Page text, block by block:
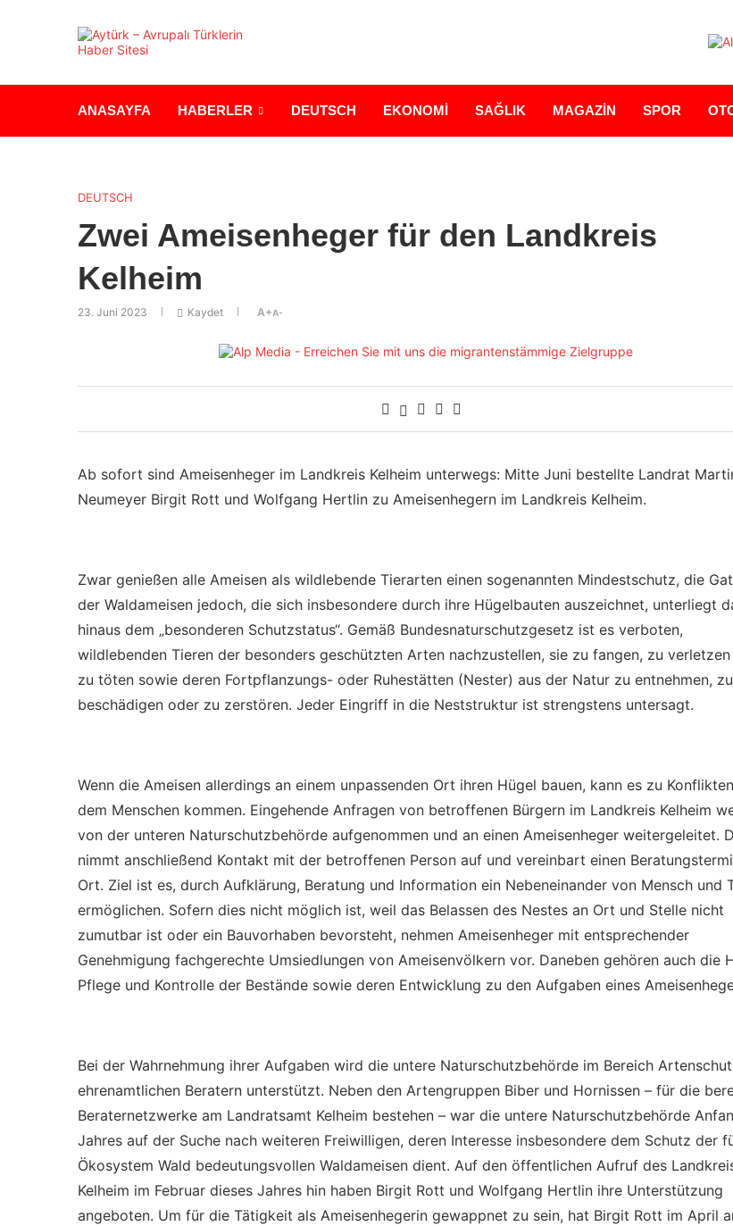
ANASAYFA HABERLER DEUTSCH EKONOMİ SAĞLIK MAGAZİN SPOR
DEUTSCH
Zwei Ameisenheger für den Landkreis
Kelheim
23. Juni 2023 Kaydet A+A-
Ab sofort sind Ameisenheger im Landkreis Kelheim unterwegs: Mitte Juni bestellte Landrat
Neumeyer Birgit Rott und Wolfgang Hertlin zu Ameisenhegern im Landkreis Kelheim.
Zwar genießen alle Ameisen als wildlebende Tierarten einen sogenannten Mindestschutz, die
der Waldameisen jedoch, die sich insbesondere durch ihre Hügelbauten auszeichnet, unterliegt
hinaus dem „besonderen Schutzstatus“. Gemäß Bundesnaturschutzgesetz ist es verboten,
wildlebenden Tieren der besonders geschützten Arten nachzustellen, sie zu fangen, zu
zu töten sowie deren Fortpflanzungs- oder Ruhestätten (Nester) aus der Natur zu entnehmen, zu
beschädigen oder zu zerstören. Jeder Eingriff in die Neststruktur ist strengstens untersagt.
Wenn die Ameisen allerdings an einem unpassenden Ort ihren Hügel bauen, kann es zu
dem Menschen kommen. Eingehende Anfragen von betroffenen Bürgern im Landkreis Kelheim
von der unteren Naturschutzbehörde aufgenommen und an einen Ameisenheger weitergeleitet.
nimmt anschließend Kontakt mit der betroffenen Person auf und vereinbart einen
Ort. Ziel ist es, durch Aufklärung, Beratung und Information ein Nebeneinander von Mensch und
ermöglichen. Sofern dies nicht möglich ist, weil das Belassen des Nestes an Ort und Stelle nicht
zumutbar ist oder ein Bauvorhaben bevorsteht, nehmen Ameisenheger mit entsprechender
Genehmigung fachgerechte Umsiedlungen von Ameisenvölkern vor. Daneben gehören auch die
Pflege und Kontrolle der Bestände sowie deren Entwicklung zu den Aufgaben eines
Bei der Wahrnehmung ihrer Aufgaben wird die untere Naturschutzbehörde im Bereich
ehrenamtlichen Beratern unterstützt. Neben den Artengruppen Biber und Hornissen – für die
Beraternetzwerke am Landratsamt Kelheim bestehen – war die untere Naturschutzbehörde
Jahres auf der Suche nach weiteren Freiwilligen, deren Interesse insbesondere dem Schutz der
Ökosystem Wald bedeutungsvollen Waldameisen dient. Auf den öffentlichen Aufruf des
Kelheim im Februar dieses Jahres hin haben Birgit Rott und Wolfgang Hertlin ihre Unterstützung
angeboten. Um für die Tätigkeit als Ameisenhegerin gewappnet zu sein, hat Birgit Rott im April